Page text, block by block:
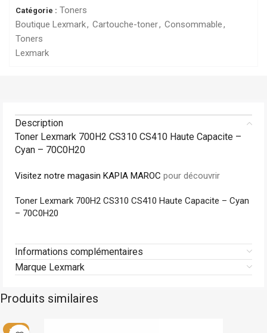
Catégorie : Toners
Boutique Lexmark, Cartouche-toner, Consommable,
Toners
Lexmark
Description
Toner Lexmark 700H2 CS310 CS410 Haute Capacite –
Cyan – 70C0H20
Visitez notre magasin KAPIA MAROC pour découvrir
Toner Lexmark 700H2 CS310 CS410 Haute Capacite – Cyan
– 70C0H20
Informations complémentaires
Marque Lexmark
Produits similaires
-17%
Hp